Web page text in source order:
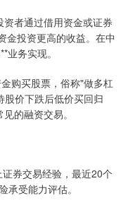
者通过借用资金或证券
金投资更高的收益。在中
务实现。
购买股票，俗称"做多杠
股价下跌后低价买回归
的融资交易。
券交易经验，最近20个
受能力评估。